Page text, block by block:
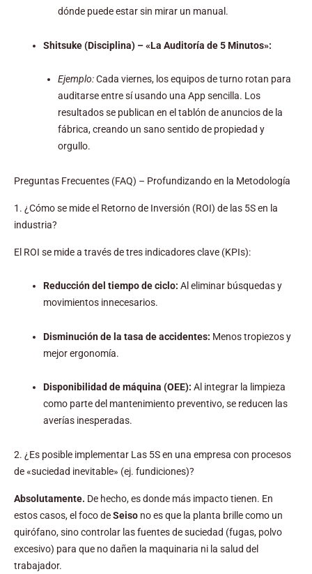
dónde puede estar sin mirar un manual.
Shitsuke (Disciplina) – «La Auditoría de 5 Minutos»:
Ejemplo:Cada viernes, los equipos de turno rotan para
auditarse entre sí usando una App sencilla. Los
resultados se publican en el tablón de anuncios de la
fábrica, creando un sano sentido de propiedad y
orgullo.
Preguntas Frecuentes (FAQ) – Profundizando en la Metodología
1. ¿Cómo se mide el Retorno de Inversión (ROI) de las 5S en la
industria?
El ROI se mide a través de tres indicadores clave (KPIs):
Reducción del tiempo de ciclo: Al eliminar búsquedas y
movimientos innecesarios.
Disminución de la tasa de accidentes: Menos tropiezos y
mejor ergonomía.
Disponibilidad de máquina (OEE): Al integrar la limpieza
como parte del mantenimiento preventivo, se reducen las
averías inesperadas.
2. ¿Es posible implementar Las 5S en una empresa con procesos
de «suciedad inevitable» (ej. fundiciones)?
Absolutamente. De hecho, es donde más impacto tienen. En
estos casos, el foco deSeiso no es que la planta brille como un
quirófano, sino controlar las fuentes de suciedad (fugas, polvo
excesivo) para que no dañen la maquinaria ni la salud del
trabajador.